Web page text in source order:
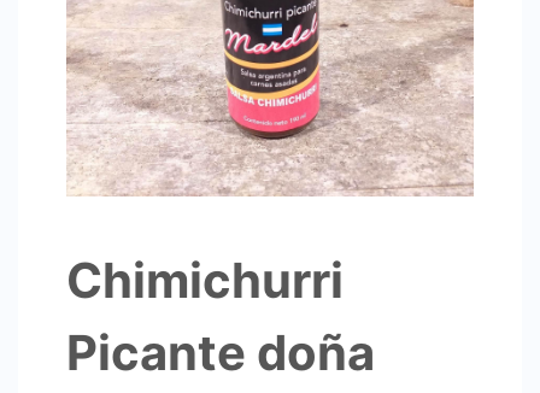
Chimichurri
Picante doña